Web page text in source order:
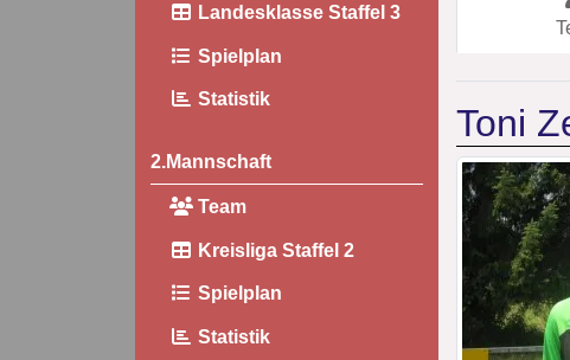
Landesklasse Staffel 3
Spielplan
Statistik
2.Mannschaft
Team
Kreisliga Staffel 2
Spielplan
Statistik
Toni